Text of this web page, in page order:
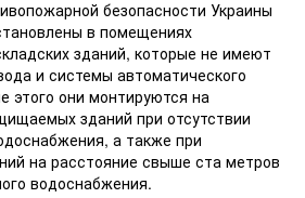
безопасности Украины
в помещениях
зданий, которые не имеют
и системы автоматического
этого они монтируются на
зданий при отсутствии
а также при
на расстояние свыше ста метров
водоснабжения.